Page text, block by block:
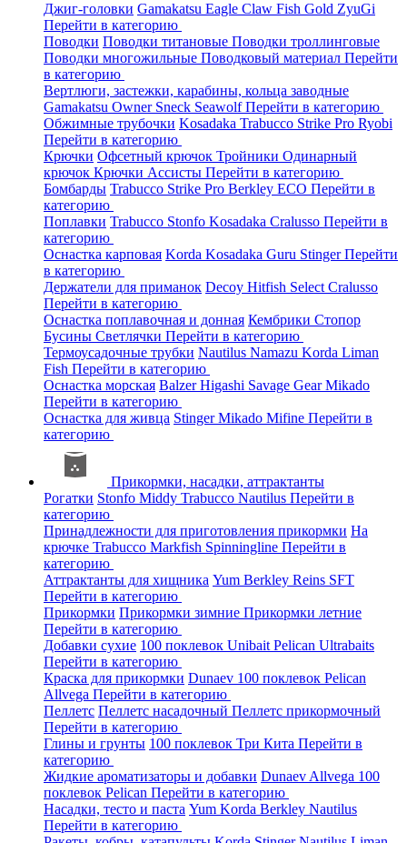
Джиг-головки Gamakatsu Eagle Claw Fish Gold ZyuGi
Перейти в категорию
Поводки Поводки титановые Поводки троллинговые
Поводки многожильные Поводковый материал Перейти
в категорию
Вертлюги, застежки, карабины, кольца заводные
Gamakatsu Owner Sneck SeawolfПерейти в категорию
Обжимные трубочки Kosadaka Trabucco Strike Pro Ryobi
Перейти в категорию
Крючки Офсетный крючок Тройники Одинарный
крючок Крючки Ассисты Перейти в категорию
Бомбарды Trabucco Strike Pro Berkley ECO Перейти в
категорию
Поплавки Trabucco Stonfo Kosadaka Cralusso Перейти в
категорию
Оснастка карповая Korda Kosadaka Guru StingerПерейти
в категорию
Держатели для приманок Decoy Hitfish Select Cralusso
Перейти в категорию
Оснастка поплавочная и донная Кембрики Стопор
Бусины Светлячки Перейти в категорию
Термоусадочные трубки Nautilus Namazu Korda Liman
Fish Перейти в категорию
Оснастка морская BalzerHigashi Savage GearMikado
Перейти в категорию
Оснастка для живца StingerMikado Mifine Перейти в
категорию
Прикормки, насадки, аттрактанты
Рогатки Stonfo Middy Trabucco Nautilus Перейти в
категорию
Принадлежности для приготовления прикормки На
крючке Trabucco Markfish Spinningline Перейти в
категорию
Аттрактанты для хищника Yum Berkley Reins SFT
Перейти в категорию
Прикормки Прикормки зимние Прикормки летние
Перейти в категорию
Добавки сухие 100 поклевок Unibait Pelican Ultrabaits
Перейти в категорию
Краска для прикормки Dunaev 100 поклевок Pelican
Allvega Перейти в категорию
Пеллетс Пеллетс насадочный Пеллетс прикормочный
Перейти в категорию
Глины и грунты 100 поклевок Три Кита Перейти в
категорию
Жидкие ароматизаторы и добавки Dunaev Allvega 100
поклевок Pelican Перейти в категорию
Насадки, тесто и паста Yum Korda Berkley Nautilus
Перейти в категорию